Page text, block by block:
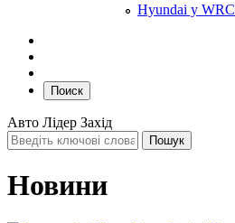
Hyundai у WRC
Поиск
Авто Лідер Захід
Новини